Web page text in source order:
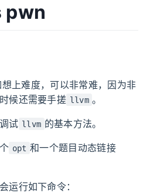
pwn
上难度，可以非常难，因为非
候还需要手搓 llvm 。
试 llvm 的基本方法。
opt 和一个题目动态链接
运行如下命令：